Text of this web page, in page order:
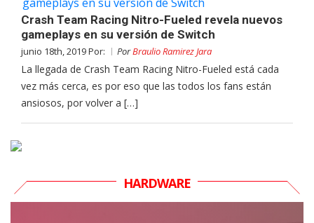
Crash Team Racing Nitro-Fueled revela nuevos
gameplays en su versión de Switch
junio 18th, 2019 Por: PorBraulio Ramirez Jara
La llegada de Crash Team Racing Nitro-Fueled está cada
vez más cerca, es por eso que las todos los fans están
ansiosos, por volver a […]
HARDWARE